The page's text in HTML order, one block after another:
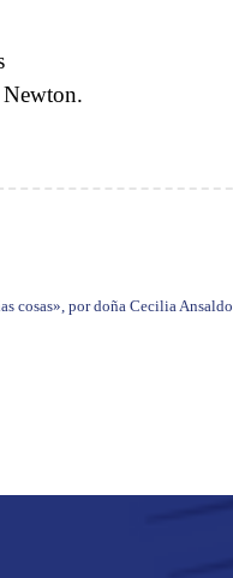
cosas», por doña Cecilia Ansaldo